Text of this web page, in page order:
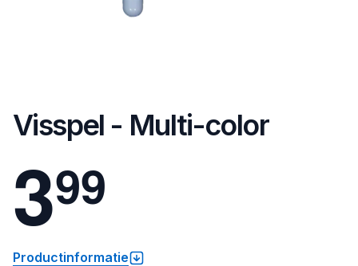
Visspel - Multi-color
399
Productinformatie